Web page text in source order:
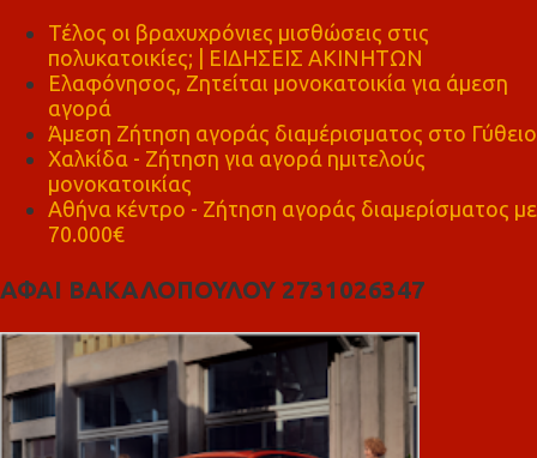
Τέλος οι βραχυχρόνιες μισθώσεις στις
πολυκατοικίες; | ΕΙΔΗΣΕΙΣ ΑΚΙΝΗΤΩΝ
Ελαφόνησος, Ζητείται μονοκατοικία για άμεση
αγορά
Άμεση Ζήτηση αγοράς διαμέρισματος στο Γύθειο
Χαλκίδα - Ζήτηση για αγορά ημιτελούς
μονοκατοικίας
Αθήνα κέντρο - Ζήτηση αγοράς διαμερίσματος με
70.000€
ΑΦΑΙ ΒΑΚΑΛΟΠΟΥΛΟΥ 2731026347